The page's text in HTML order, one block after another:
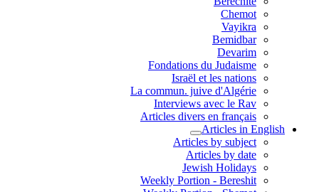
Chemot
Vayikra
Bemidbar
Devarim
Fondations du Judaisme
Israël et les nations
La commun. juive d'Algérie
Interviews avec le Rav
Articles divers en français
Articles in English
Articles by subject
Articles by date
Jewish Holidays
Weekly Portion - Bereshit